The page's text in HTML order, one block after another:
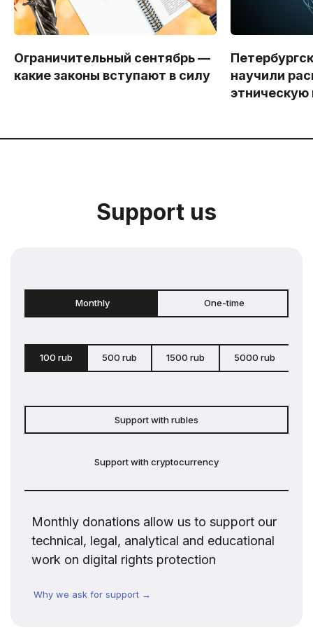
Ограничительный сентябрь —
какие законы вступают в силу
научили
Support us
Monthly One-time
100 rub 500 rub 1500 rub 5000 rub
Support with rubles
Support with cryptocurrency
Monthly donations allow us to support our
technical, legal, analytical and educational
work on digital rights protection
Why we ask for support →